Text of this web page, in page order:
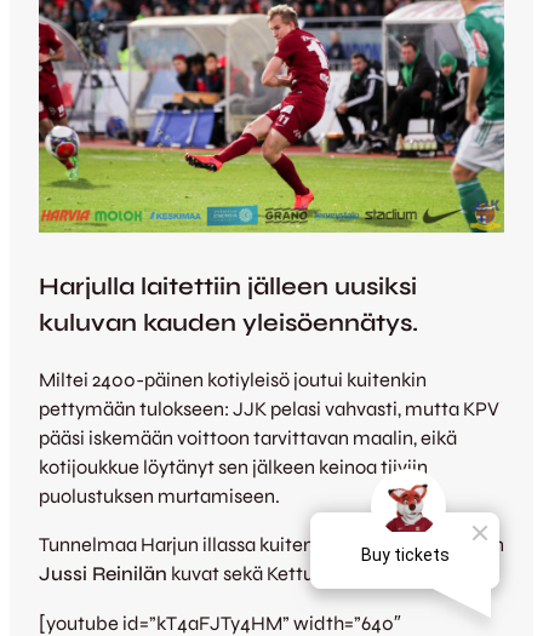
Harjulla laitettiin jälleen uusiksi
kuluvan kauden yleisöennätys.
Miltei 2400-päinen kotiyleisö joutui kuitenkin
pettymään tulokseen: JJK pelasi vahvasti, mutta KPV
pääsi iskemään voittoon tarvittavan maalin, eikä
kotijoukkue löytänyt sen jälkeen keinoa tiiviin
puolustuksen murtamiseen.
Tunnelmaa Harjun illassa kuitenkin riitti – tässä jälleen
Jussi Reinilän kuvat sekä KettuTV:n viedokooste!
[youtube id=”kT4aFJTy4HM” width=”640″